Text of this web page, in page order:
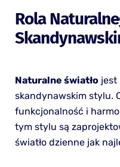
Rola
Naturalne światłojest
skandynawskim stylu.
funkcjonalność i
tym stylu są
światło dzienne jak